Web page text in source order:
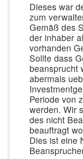
Dieses war
zum
Gemäß des
der inhaber
vorhanden
Sollte dass
beansprucht
abermals
Periode von
werden. Wir
des nicht
beauftragt
Dies ist eine